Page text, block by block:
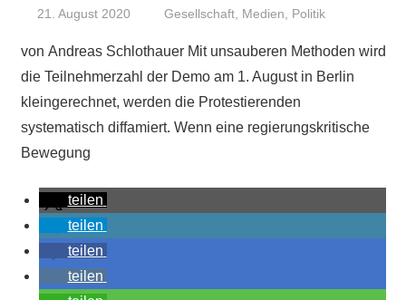
21. August 2020 Niki Vogt
Gesellschaft Medien Politik
von Andreas Schlothauer Mit unsauberen Methoden wird
die Teilnehmerzahl der Demo am 1. August in Berlin
kleingerechnet, werden die Protestierenden
systematisch diffamiert. Wenn eine regierungskritische
Bewegung
teilen
teilen
teilen
teilen